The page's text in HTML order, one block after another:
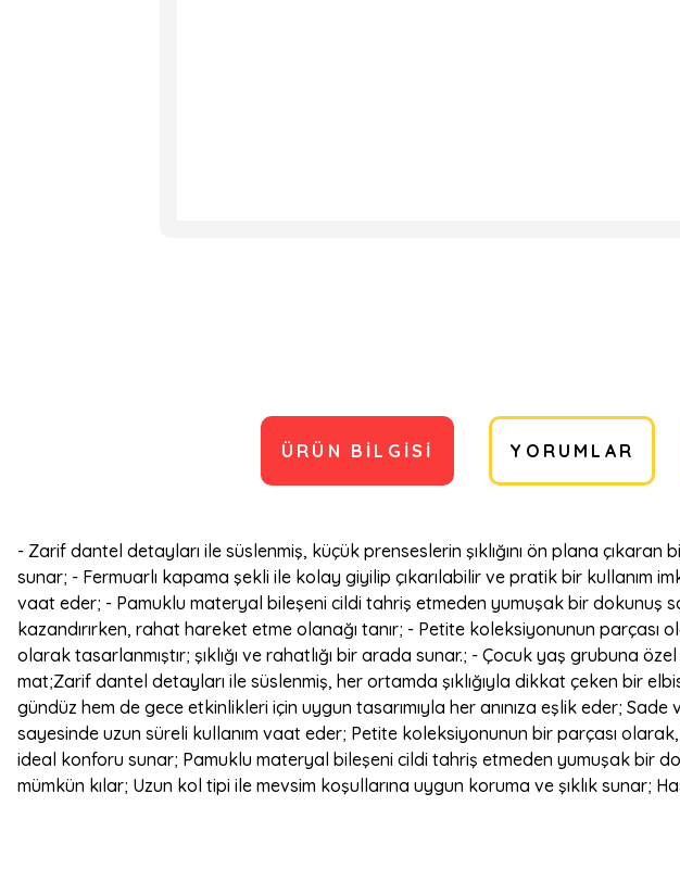
ÜRÜN BILGISI YORUMLAR
- Zarif dantel detayları ile süslenmiş, küçük prenseslerin şıklığını ön plana
sunar; - Fermuarlı kapama şekli ile kolay giyilip çıkarılabilir ve pratik bir kullanım
vaat eder; - Pamuklu materyal bileşeni cildi tahriş etmeden yumuşak bir dokunuş
kazandırırken, rahat hareket etme olanağı tanır; - Petite koleksiyonunun
olarak tasarlanmıştır; şıklığı ve rahatlığı bir arada sunar.; - Çocuk yaş grubuna
mat;Zarif dantel detayları ile süslenmiş, her ortamda şıklığıyla dikkat çeken bir
gündüz hem de gece etkinlikleri için uygun tasarımıyla her anınıza eşlik eder;
sayesinde uzun süreli kullanım vaat eder; Petite koleksiyonunun bir parçası
ideal konforu sunar; Pamuklu materyal bileşeni cildi tahriş etmeden yumuşak bir
mümkün kılar; Uzun kol tipi ile mevsim koşullarına uygun koruma ve şıklık sunar;